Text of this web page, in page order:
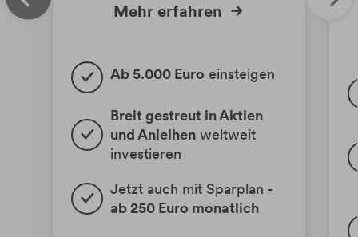
Mehr erfahren
Ab 5.000 Euro einsteigen
Breit gestreut in Aktien
und Anleihen weltweit
investieren
ab 250 Euro monatlich